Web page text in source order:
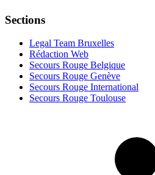
Sections
Legal Team Bruxelles
Rédaction Web
Secours Rouge Belgique
Secours Rouge Genève
Secours Rouge International
Secours Rouge Toulouse